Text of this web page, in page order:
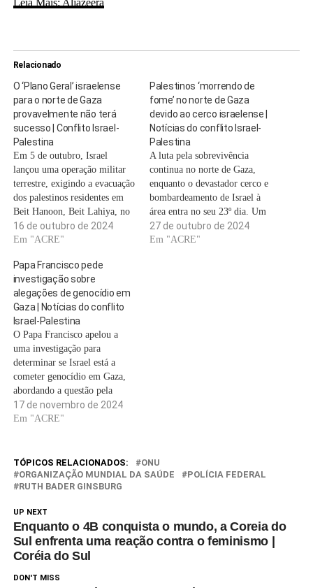
Leia Mais: Aljazeera
Relacionado
O ‘Plano Geral’ israelense
para o norte de Gaza
provavelmente não terá
sucesso | Conflito Israel-
Palestina
Em 5 de outubro, Israel
lançou uma operação militar
terrestre, exigindo a evacuação
dos palestinos residentes em
Beit Hanoon, Beit Lahiya, no
campo de refugiados de
Jabalia e na cidade de Jabalia.
de ajuda humanitária para a
região, levando as agências
humanitárias a soar o
alarme…
16 de outubro de 2024
Em "ACRE"
Palestinos ‘morrendo de
fome’ no norte de Gaza
devido ao cerco israelense |
Notícias do conflito Israel-
Palestina
A luta pela sobrevivência
continua no norte de Gaza,
enquanto o devastador cerco e
bombardeamento de Israel à
área entra no seu 23º dia. Um
funcionário da Oxfam disse à
Al Jazeera no domingo que
27 de outubro de 2024
Em "ACRE"
Papa Francisco pede
investigação sobre
alegações de genocídio em
Gaza | Notícias do conflito
Israel-Palestina
O Papa Francisco apelou a
uma investigação para
determinar se Israel está a
cometer genocídio em Gaza,
abordando a questão pela
primeira vez em excertos de
um próximo livro. “Segundo
características de um
genocídio”, disse o papa disse
em trechos…
17 de novembro de 2024
Em "ACRE"
TÓPICOS RELACIONADOS:
ONU
ORGANIZAÇÃO MUNDIAL DA SAÚDE
POLÍCIA FEDERAL
RUTH BADER GINSBURG
UP NEXT
Enquanto o 4B conquista o mundo, a Coreia do
Sul enfrenta uma reação contra o feminismo |
Coréia do Sul
DON'T MISS